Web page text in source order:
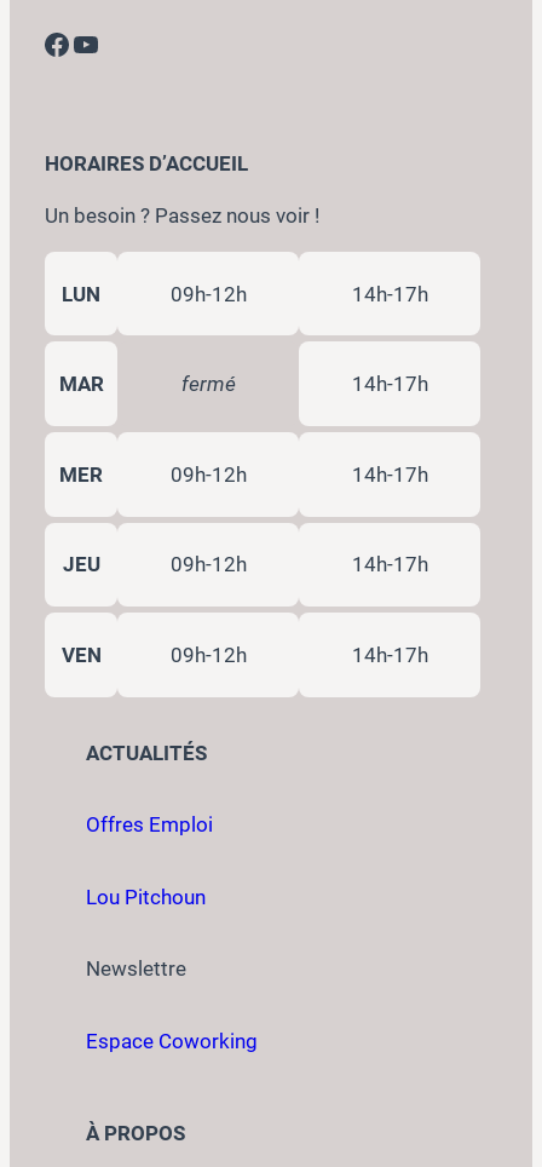
Facebook YouTube
HORAIRES D’ACCUEIL
Un besoin ? Passez nous voir !
LUN 09h-12h 14h-17h
MAR fermé 14h-17h
MER 09h-12h 14h-17h
JEU 09h-12h 14h-17h
VEN 09h-12h 14h-17h
ACTUALITÉS
Offres Emploi
Lou Pitchoun
Newslettre
Espace Coworking
À PROPOS